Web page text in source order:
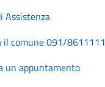
Assistenza
il comune 091/8611111
un appuntamento